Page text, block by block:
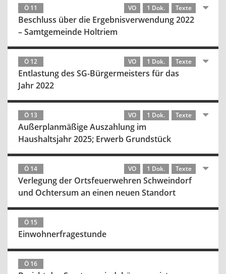
Ö 11 VO 1 Dok. Texte
Beschluss über die Ergebnisverwendung 2022
– Samtgemeinde Holtriem
Ö 12 VO 1 Dok. Texte
Entlastung des SG-Bürgermeisters für das
Jahr 2022
Ö 13 VO 1 Dok. Texte
Außerplanmäßige Auszahlung im
Haushaltsjahr 2025; Erwerb Grundstück
Ö 14 VO 1 Dok. Texte
Verlegung der Ortsfeuerwehren Schweindorf
und Ochtersum an einen neuen Standort
Ö 15
Einwohnerfragestunde
Ö 16